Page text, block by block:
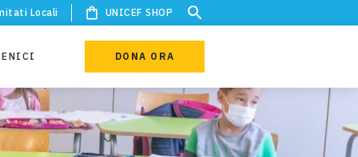
Locali UNICEF SHOP
DONA ORA